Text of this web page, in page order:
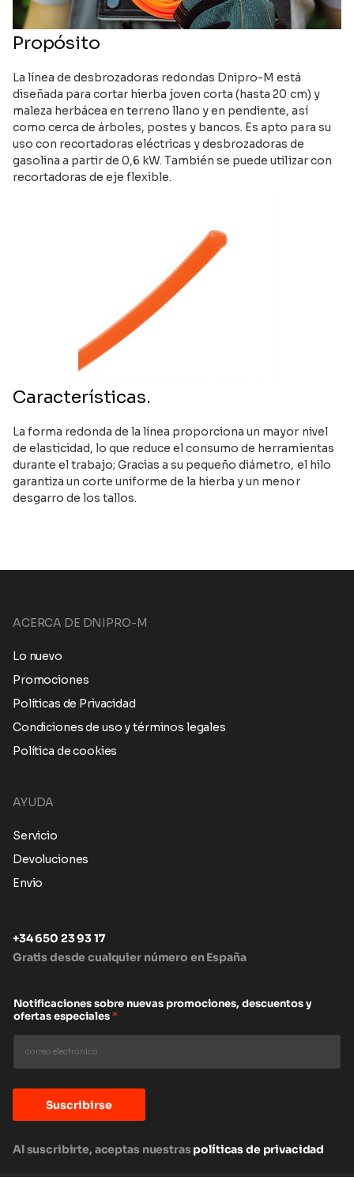
Propósito
La línea de desbrozadoras redondas Dnipro-M está
diseñada para cortar hierba joven corta (hasta 20 cm) y
maleza herbácea en terreno llano y en pendiente, así
como cerca de árboles, postes y bancos. Es apto para su
uso con recortadoras eléctricas y desbrozadoras de
gasolina a partir de 0,6 kW. También se puede utilizar con
recortadoras de eje flexible.
Características.
La forma redonda de la línea proporciona un mayor nivel
de elasticidad, lo que reduce el consumo de herramientas
durante el trabajo; Gracias a su pequeño diámetro, el hilo
garantiza un corte uniforme de la hierba y un menor
desgarro de los tallos.
ACERCA DE DNIPRO-M
Lo nuevo
Promociones
Políticas de Privacidad
Condiciones de uso y términos legales
Política de cookies
AYUDA
Servicio
Devoluciones
Envio
+34 650 23 93 17
Gratis desde cualquier número en España
Notificaciones sobre nuevas promociones, descuentos y
ofertas especiales*
Suscribirse
Al suscribirte, aceptas nuestraspolíticas de privacidad